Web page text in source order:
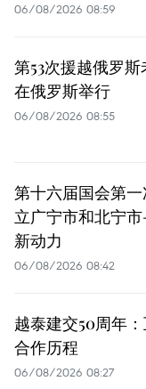
06/08/2026 08:59
第53次援越俄罗
在俄罗斯举行
06/08/2026 08:55
第十六届国会第
立广宁市和北宁
新动力
06/08/2026 08:42
越泰建交50周年
合作历程
06/08/2026 08:27